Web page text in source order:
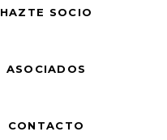
HAZTE SOCIO
ASOCIADOS
CONTACTO